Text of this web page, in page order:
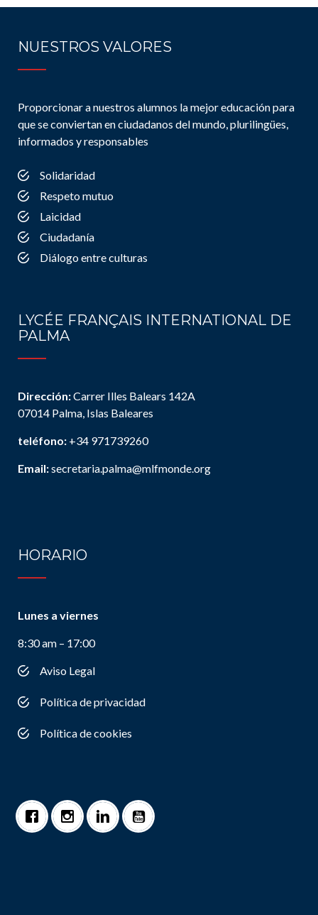
NUESTROS VALORES
Proporcionar a nuestros alumnos la mejor educación para
que se conviertan en ciudadanos del mundo, plurilingües,
informados y responsables
Solidaridad
Respeto mutuo
Laicidad
Ciudadanía
Diálogo entre culturas
LYCÉE FRANÇAIS INTERNATIONAL DE
PALMA
Dirección:Carrer Illes Balears 142A
07014 Palma, Islas Baleares
teléfono: +34 971739260
Email:secretaria.palma@mlfmonde.org
HORARIO
Lunes a viernes
8:30 am – 17:00
Aviso Legal
Política de privacidad
Política de cookies